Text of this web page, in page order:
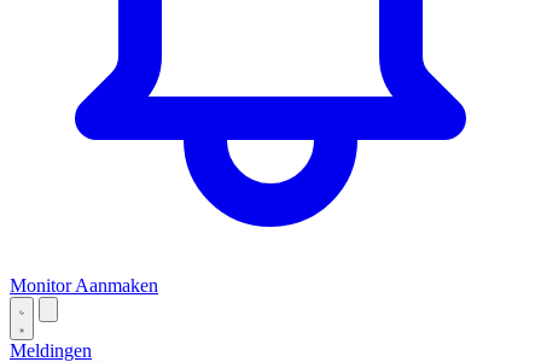
Monitor Aanmaken
Meldingen